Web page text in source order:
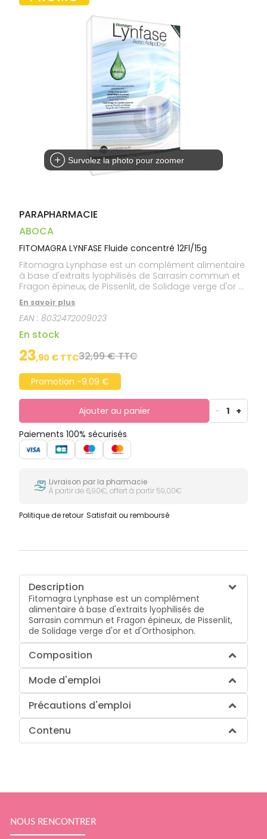
Dispositifs
Cheveux
VOTRE
APPLICATION
DE SANTÉ
Survolez la photo pour zoomer
PARAPHARMACIE
ABOCA
FITOMAGRA LYNFASE Fluide concentré 12Fl/15g
Fitomagra Lynphase est un complément alimentaire
à base d'extraits lyophilisés de Sarrasin commun et
Fragon épineux, de Pissenlit, de Solidage verge d'or et
d'Orthosiphon.
En savoir plus
EAN :8032472009023
En stock
23,90 € TTC32,99 € TTC
Promotion -9.09 €
Ajouter au panier - 1 +
Paiements 100% sécurisés
Livraison par la pharmacie
À partir de 6,90€, offert à partir 59,00€
Politique de retour Satisfait ou remboursé
Description
Fitomagra Lynphase est un complément
alimentaire à base d'extraits lyophilisés de
Sarrasin commun et Fragon épineux, de Pissenlit,
de Solidage verge d'or et d'Orthosiphon.
Composition
Mode d'emploi
Précautions d'emploi
Contenu
NOUS RENCONTRER